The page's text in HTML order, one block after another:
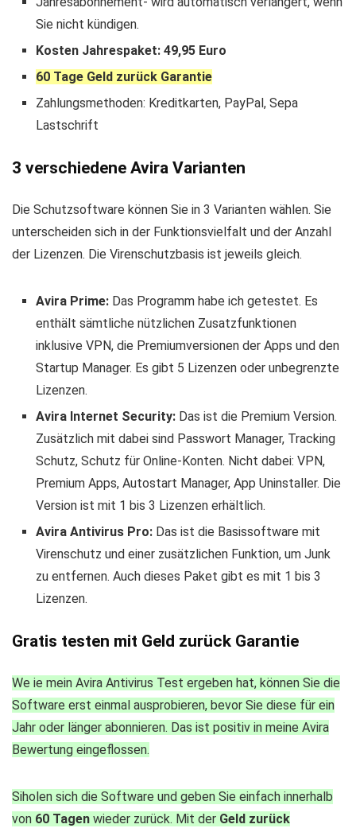
Sie nicht kündigen.
Kosten Jahrespaket: 49,95 Euro
60 Tage Geld zurück Garantie
Zahlungsmethoden: Kreditkarten, PayPal, Sepa
Lastschrift
3 verschiedene Avira Varianten
Die Schutzsoftware können Sie in 3 Varianten wählen. Sie
unterscheiden sich in der Funktionsvielfalt und der Anzahl
der Lizenzen. Die Virenschutzbasis ist jeweils gleich.
Avira Prime: Das Programm habe ich getestet. Es
enthält sämtliche nützlichen Zusatzfunktionen
inklusive VPN, die Premiumversionen der Apps und den
Startup Manager. Es gibt 5 Lizenzen oder unbegrenzte
Lizenzen.
Avira Internet Security: Das ist die Premium Version.
Zusätzlich mit dabei sind Passwort Manager, Tracking
Schutz, Schutz für Online-Konten. Nicht dabei: VPN,
Premium Apps, Autostart Manager, App Uninstaller. Die
Version ist mit 1 bis 3 Lizenzen erhältlich.
Avira Antivirus Pro: Das ist die Basissoftware mit
Virenschutz und einer zusätzlichen Funktion, um Junk
zu entfernen. Auch dieses Paket gibt es mit 1 bis 3
Lizenzen.
Gratis testen mit Geld zurück Garantie
We ie mein Avira Antivirus Test ergeben hat, können Sie die
Software erst einmal ausprobieren, bevor Sie diese für ein
Jahr oder länger abonnieren. Das ist positiv in meine Avira
Bewertung eingeflossen.
Siholen sich die Software und geben Sie einfach innerhalb
von 60 Tagen wieder zurück. Mit der Geld zurück